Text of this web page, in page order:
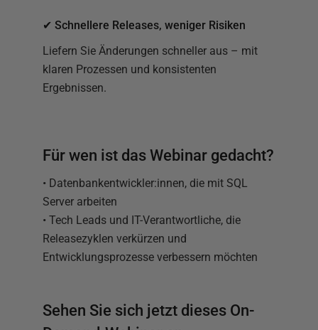
✔ Schnellere Releases, weniger Risiken
Liefern Sie Änderungen schneller aus – mit
klaren Prozessen und konsistenten
Ergebnissen.
Für wen ist das Webinar gedacht?
• Datenbankentwickler:innen, die mit SQL
Server arbeiten
• Tech Leads und IT-Verantwortliche, die
Releasezyklen verkürzen und
Entwicklungsprozesse verbessern möchten
Sehen Sie sich jetzt dieses On-